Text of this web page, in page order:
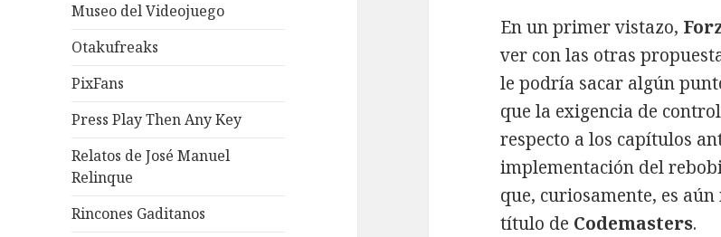
Museo del Videojuego
Otakufreaks
PixFans
Press Play Then Any Key
Relatos de José Manuel
Relinque
Rincones Gaditanos
En un primer vistazo,
ver con las otras
le podría sacar algún
que la exigencia de
respecto a los capítulos
implementación del
que, curiosamente, es
título de Codemasters.